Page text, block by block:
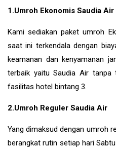
1.Umroh Ekonomis Saudia Air
Kami sediakan paket umroh
saat ini terkendala dengan
keamanan dan kenyamanan
terbaik yaitu Saudia Air
fasilitas hotel bintang 3.
2.Umroh Reguler Saudia Air
Yang dimaksud dengan umroh
berangkat rutin setiap hari